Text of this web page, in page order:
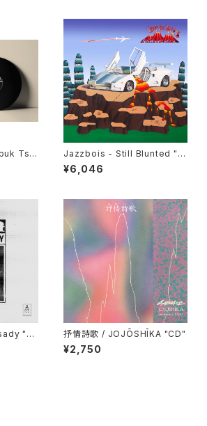
Tse!
Jazzbois - Still Blunted "L
P"
¥6,046
"L
抒情詩歌 / JOJŌSHĪKA "CD"
¥2,750